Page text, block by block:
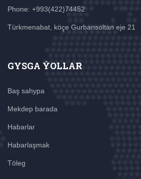
Phone: +993(422)74452
Türkmenabat, köçe Gurbansoltan eje 21
GYSGA ÝOLLAR
Baş sahypa
Mekdep barada
Habarlar
Habarlaşmak
Töleg